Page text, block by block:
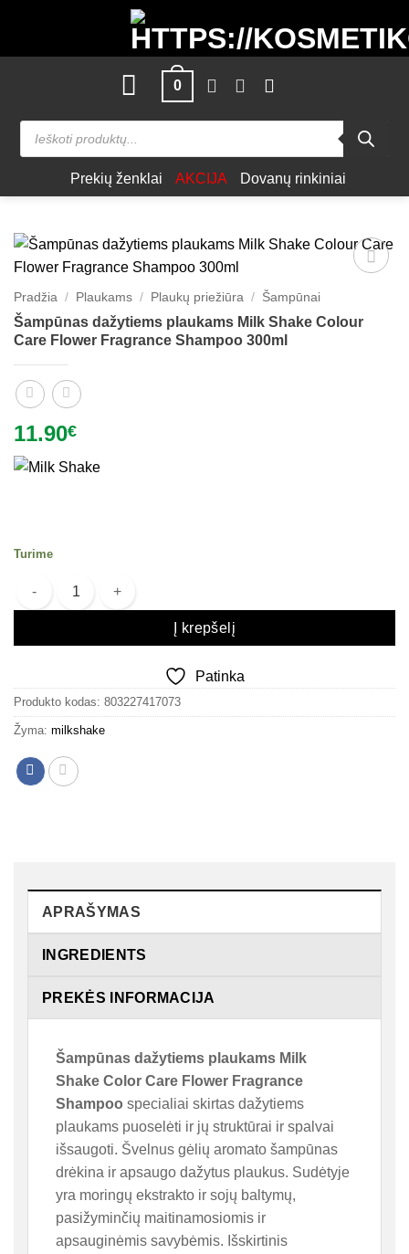
content
0
Products
search
Prekių ženklai AKCIJA Dovanų rinkiniai
Pradžia / Plaukams / Plaukų priežiūra / Šampūnai
Šampūnas dažytiems plaukams Milk Shake Colour
Care Flower Fragrance Shampoo 300ml
11.90€
Turime
produkto kiekis: Šampūnas dažytiems plaukams Milk Shake
Į krepšelį
Patinka
Produkto kodas: 803227417073
Žyma: milkshake
APRAŠYMAS
INGREDIENTS
PREKĖS INFORMACIJA
Šampūnas dažytiems plaukams Milk
Shake Color Care Flower Fragrance
Shampoo specialiai skirtas dažytiems
plaukams puoselėti ir jų struktūrai ir spalvai
išsaugoti. Švelnus gėlių aromato šampūnas
drėkina ir apsaugo dažytus plaukus. Sudėtyje
yra moringų ekstrakto ir sojų baltymų,
pasižyminčių maitinamosiomis ir
apsauginėmis savybėmis. Išskirtinis